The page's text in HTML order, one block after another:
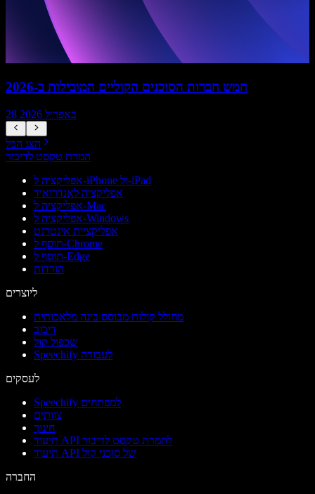
חמש חברות הסוכנים הקוליים המובילות ב-2026
28 באפריל 2026
הצג הכל
המרת טקסט לדיבור
אפליקציה ל-iPhone ול-iPad
אפליקציה לאנדרואיד
אפליקציה ל-Mac
אפליקציה ל-Windows
אפליקציית אינטרנט
תוסף ל-Chrome
תוסף ל-Edge
הורדות
ליוצרים
מחולל קולות מבוסס בינה מלאכותית
דיבוב
שכפול קול
Speechify לעבודה
לעסקים
Speechify למפתחים
צוותים
חינוך
תיעוד API להמרת טקסט לדיבור
תיעוד API של סוכני קול
החברה